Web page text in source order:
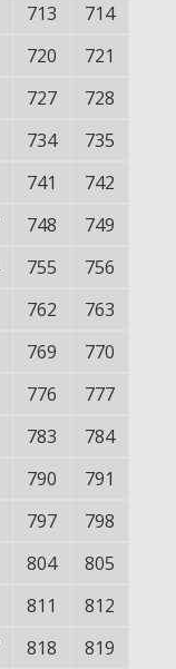
713
714
720
721
727
728
734
735
741
742
748
749
755
756
762
763
769
770
776
777
783
784
790
791
797
798
804
805
811
812
818 819